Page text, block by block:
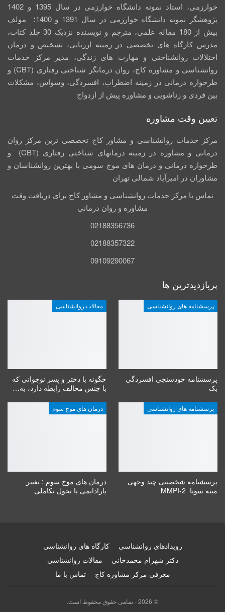
خوارزمی، استاد نمونه دانشگاه خوارزمی در سال 1395 و 1402
پژوهشگر نمونه دانشگاه خوارزمی در سال 1391 و 1400؛ مولف
بیش از 180 مقاله علمی، مترجم و نویسنده نزدیک 30 جلد کتاب،
مدرس کارگاه­ های تخصصی در زمینه ارزیابی، تشخیص و درمان
اختلالات روانشناختی و مهارت های زندگی، مدیر مرکز خدمات
روانشناسی و مشاوره کاج، روان­ درمانگر شناختی رفتاری (CBT) و
طرحواره درمانی در زمینه اضطراب، افسردگی، وسواس، مشکلات
بین فردی و زناشویی و مشاوره پیش از ازدواج
تعیین وقت مشاوره
مرکز خدمات روانشناسی و مشاور کاج تخصصی‏ ترین مرکز روان
درمانی و مشاوره در زمینه درمان‏های شناختی رفتاری (CBT) و
طرحواره درمانی و درمان های موج سومی با بهترین روانشناسان و
مشاوران در امیرآباد شمالی تهران
تماس با مرکز خدمات روانشناسی و مشاور کاج برای دریافت وقت
مشاوره و روان درمانی
02188356736
02188357322
09109290067
پربازدیدترین ها
پرسشنامه های روانشناسی
پرسشنامه خودسنجی افسردگی
بک
مقالات روانشناسی
چگونه با دختر و پسر نوجوانی که
با جنس مخالف رابطه دارد، به…
پرسشنامه های روانشناسی
پرسشنامه شخصیتی چند وجهی
مینه سوتا MMPI-2
درمان های موج سوم
درمان های موج سوم : تغییر
پارادایمی یا تحول تکاملی
رویدادهای روانشناسی
کارگاه های روانشناسی
دکتر شهرام محمدخانی
مقالات روانشناسی
معرفی مرکز مشاوره کاج
تماس با ما
© 2026 - تمامی حقوق محفوظ است.